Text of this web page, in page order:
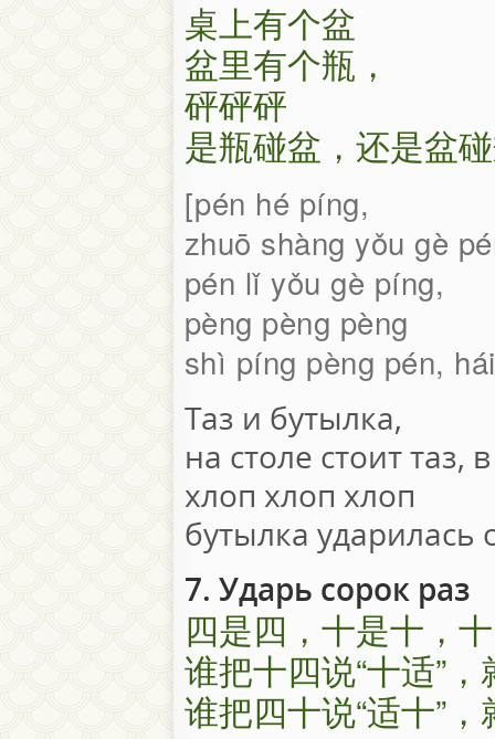
桌上有个盆
盆里有个瓶，
砰砰砰
是瓶碰盆，还是盆
pén hé píng,
zhuō shàng yǒu gè
pén lǐ yǒu gè píng,
pèng pèng pèng
shì píng pèng pén,
Таз и бутылка,
на столе стоит таз,
хлоп хлоп хлоп
бутылка ударилась
7. Ударь сорок раз
四是四，十是十，
谁把十四说“十适”
谁把四十说“适十”